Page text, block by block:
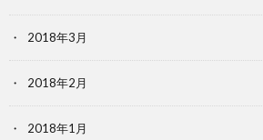
2018年3月
2018年2月
2018年1月